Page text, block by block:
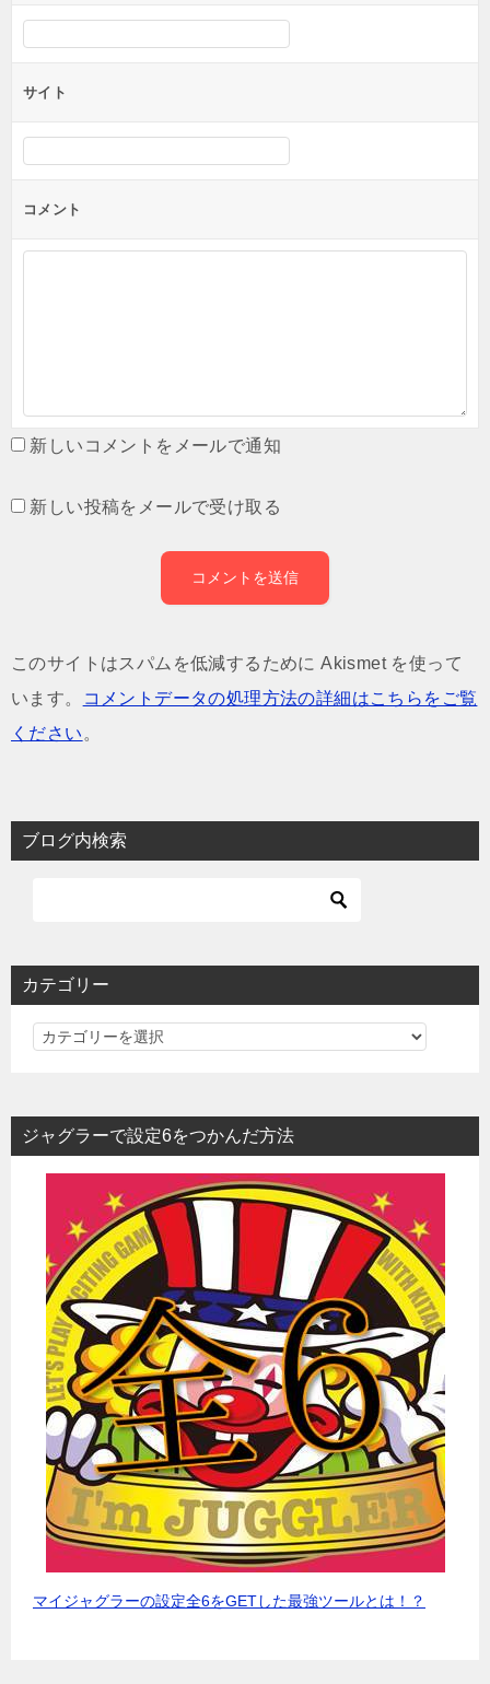
サイト
コメント
新しいコメントをメールで通知
新しい投稿をメールで受け取る
このサイトはスパムを低減するために Akismet を使って
います。
コメントデータの処理方法の詳細はこちらをご覧
ください 。
ブログ内検索
カテゴリー
カ
リ
ー
ジャグラーで設定6をつかんだ方法
マイジャグラーの設定全6をGETした最強ツールとは！？